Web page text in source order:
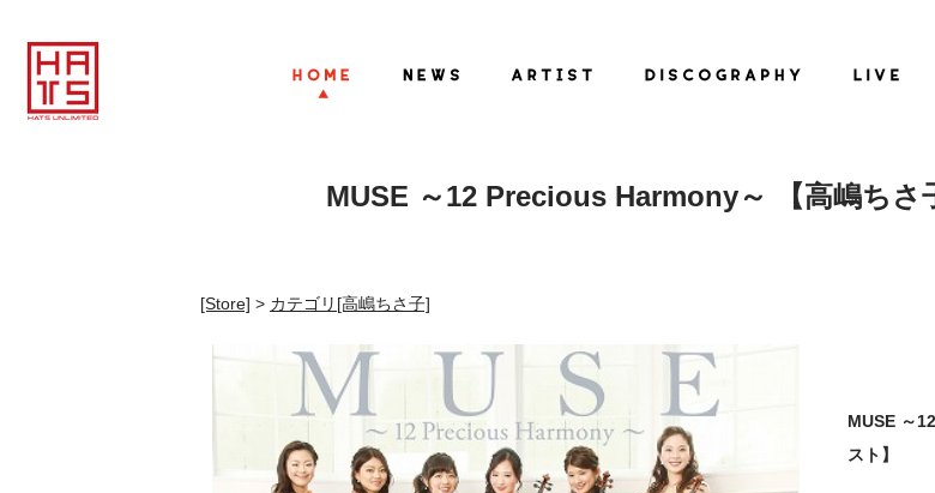
MUSE ～12 Precious Harmony～ 【高嶋ちさ
[Store] > カテゴリ [高嶋ちさ子]
MUSE ～
スト】